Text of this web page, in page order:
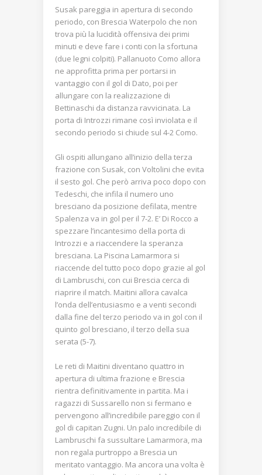
Susak pareggia in apertura di secondo
periodo, con Brescia Waterpolo che non
trova più la lucidità offensiva dei primi
minuti e deve fare i conti con la sfortuna
(due legni colpiti). Pallanuoto Como allora
ne approfitta prima per portarsi in
vantaggio con il gol di Dato, poi per
allungare con la realizzazione di
Bettinaschi da distanza ravvicinata. La
porta di Introzzi rimane così inviolata e il
secondo periodo si chiude sul 4-2 Como.
Gli ospiti allungano all’inizio della terza
frazione con Susak, con Voltolini che evita
il sesto gol. Che però arriva poco dopo con
Tedeschi, che infila il numero uno
bresciano da posizione defilata, mentre
Spalenza va in gol per il 7-2. E’ Di Rocco a
spezzare l’incantesimo della porta di
Introzzi e a riaccendere la speranza
bresciana. La Piscina Lamarmora si
riaccende del tutto poco dopo grazie al gol
di Lambruschi, con cui Brescia cerca di
riaprire il match. Maitini allora cavalca
l’onda dell’entusiasmo e a venti secondi
dalla fine del terzo periodo va in gol con il
quinto gol bresciano, il terzo della sua
serata (5-7).
Le reti di Maitini diventano quattro in
apertura di ultima frazione e Brescia
rientra definitivamente in partita. Ma i
ragazzi di Sussarello non si fermano e
pervengono all’incredibile pareggio con il
gol di capitan Zugni. Un palo incredibile di
Lambruschi fa sussultare Lamarmora, ma
non regala purtroppo a Brescia un
meritato vantaggio. Ma ancora una volta è